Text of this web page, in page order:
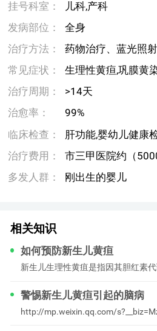
挂号科室：
儿科,产科
发病部位：
全身
治疗方法：
药物治疗、蓝光照射
常见症状：
生理性黄疸,巩膜黄
治疗周期：
>14天
治愈率：
99%
临床检查：
肝功能,婴幼儿健康
治疗费用：
市三甲医院约（
多发人群：
刚出生的婴儿
相关知识
如何预防新生儿黄疸
警惕新生儿黄疸引起的脑病